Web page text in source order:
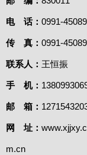
电 话： 0991-
传 真： 0991-
联系人： 王恒振
手 机：
邮 箱：
网 址：
m.cn